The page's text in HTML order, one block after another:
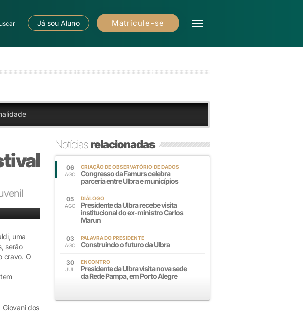
Já sou Aluno Matricule-se
uma
serão
cravo. O
dos
Notíciasrelacionadas
06
AGO
CRIAÇÃO DE OBSERVATÓRIO DE DADOS
Congresso da Famurs celebra
parceria entre Ulbra e municípios
05
AGO
DIÁLOGO
Presidente da Ulbra recebe visita
institucional do ex-ministro Carlos
Marun
03
AGO
PALAVRA DO PRESIDENTE
Construindo o futuro da Ulbra
30
JUL
ENCONTRO
Presidente da Ulbra visita nova sede
da Rede Pampa, em Porto Alegre